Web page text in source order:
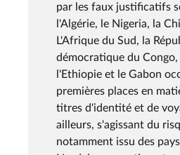
par les faux justificatifs
l'Algérie, le Nigeria, la
L'Afrique du Sud, la
démocratique du
l'Ethiopie et le Gabon
premières places en
titres d'identité et de
ailleurs, s'agissant du
notamment issu des